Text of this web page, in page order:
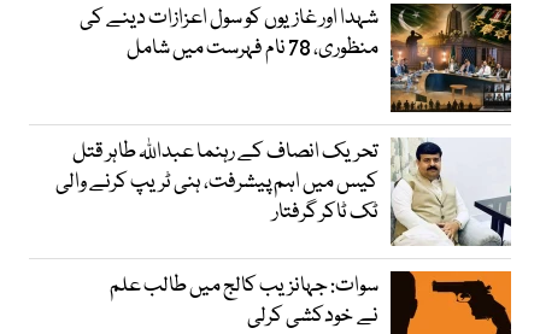
شہدا اور غازیوں کو سول اعزازات دینے کی
منظوری، 78 نام فہرست میں شامل
تحریک انصاف کے رہنما عبداللہ طاہر قتل
کیس میں اہم پیشرفت، ہنی ٹریپ کرنے والی
ٹک ٹاکر گرفتار
سوات: جہانزیب کالج میں طالب علم
نے خودکشی کرلی